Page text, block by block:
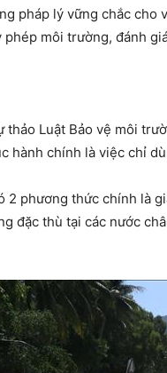
pháp lý vững chắc
môi trường, đánh
thảo Luật Bảo vệ môi
hành chính là việc chỉ
phương thức chính là
đặc thù tại các nước